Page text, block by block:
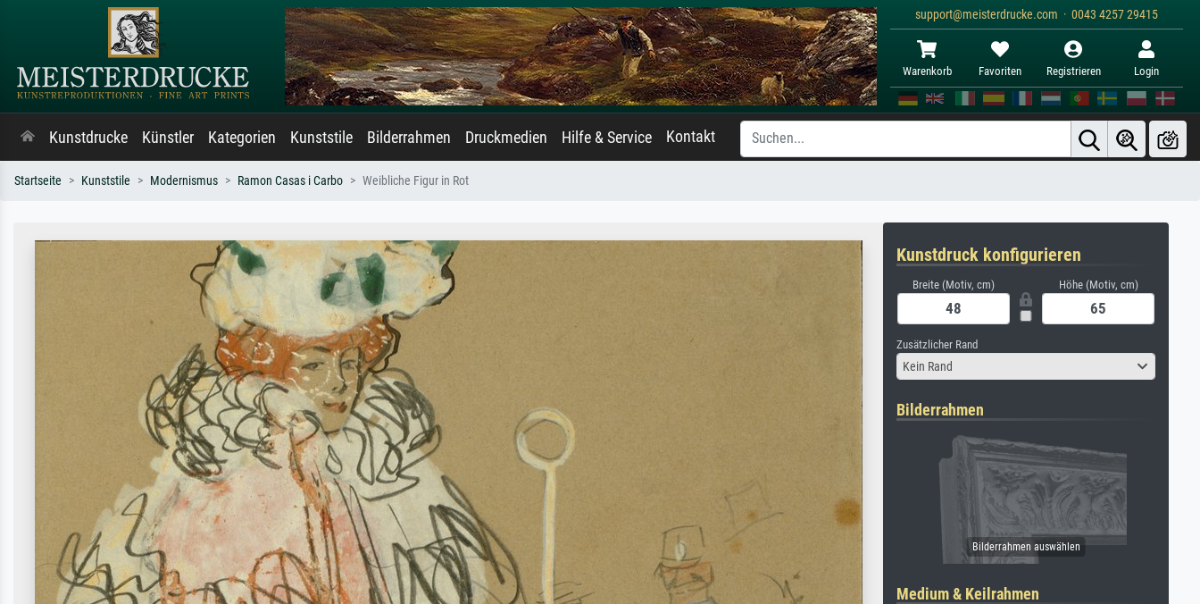
support@meisterdrucke.com · 0043 4257 29415
Warenkorb Favoriten Registrieren Login
Kunstdrucke Künstler Kategorien Kunststile Bilderrahmen Druckmedien Hilfe & Service Kontakt
Startseite Kunststile Modernismus Ramon Casas i Carbo Weibliche Figur in Rot
Kunstdruck konfigurieren
Breite (Motiv, cm) Höhe (Motiv, cm)
Zusätzlicher Rand
Kein Rand
Bilderrahmen
Medium & Keilrahmen